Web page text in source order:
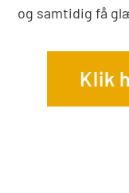
og samtidig få
Klik